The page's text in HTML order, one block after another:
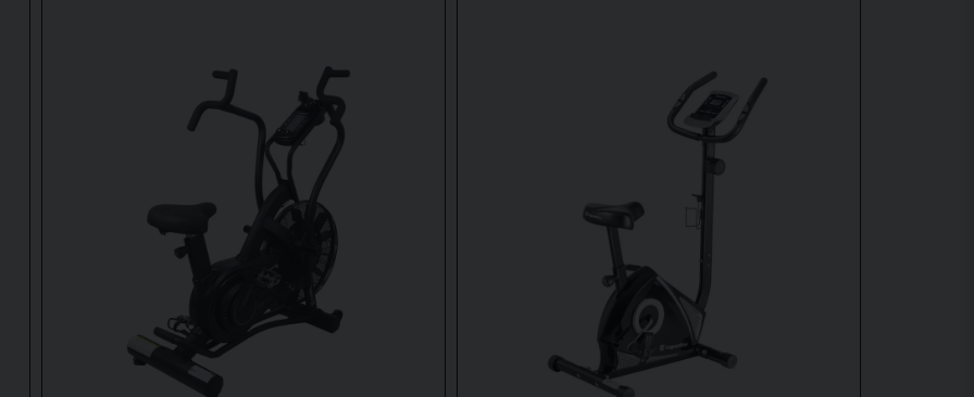
är inte för den synsvage, dessutom är den inkomplett och finns ej på svenska
av att montera med hjälp av bilder och manualer på nätet för liknande produkter. För övrigt fungerar